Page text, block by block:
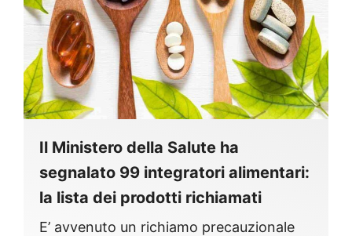
Il Ministero della Salute ha
segnalato 99 integratori alimentari:
la lista dei prodotti richiamati
E’ avvenuto un richiamo precauzionale